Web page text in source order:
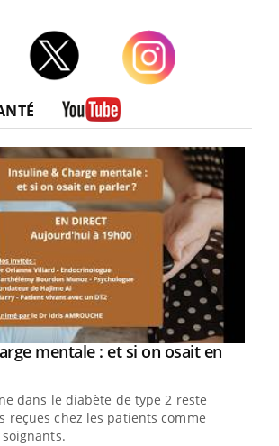
mentale : et si on osait en
dans le diabète de type 2 reste
reçues chez les patients comme